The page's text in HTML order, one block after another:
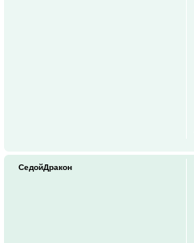
СедойДракон